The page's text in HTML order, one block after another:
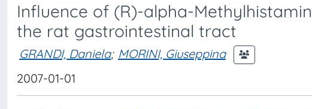
Influence of (R)-alpha-
the rat gastrointestinal tract
GRANDI, Daniela; MORINI, Giuseppina
2007-01-01